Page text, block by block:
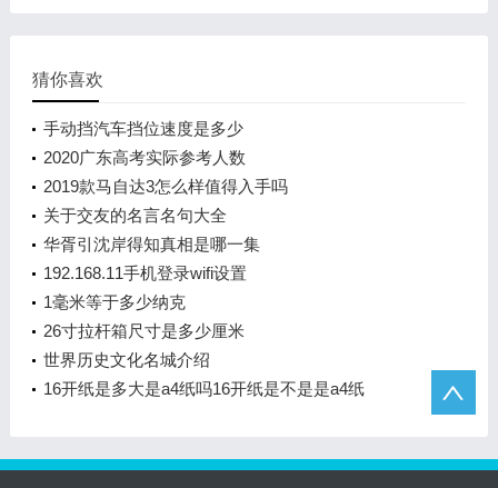
猜你喜欢
手动挡汽车挡位速度是多少
2020广东高考实际参考人数
2019款马自达3怎么样值得入手吗
关于交友的名言名句大全
华胥引沈岸得知真相是哪一集
192.168.11手机登录wifi设置
1毫米等于多少纳克
26寸拉杆箱尺寸是多少厘米
世界历史文化名城介绍
16开纸是多大是a4纸吗16开纸是不是是a4纸